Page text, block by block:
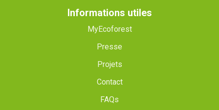
Informations utiles
MyEcoforest
Presse
Projets
Contact
FAQs